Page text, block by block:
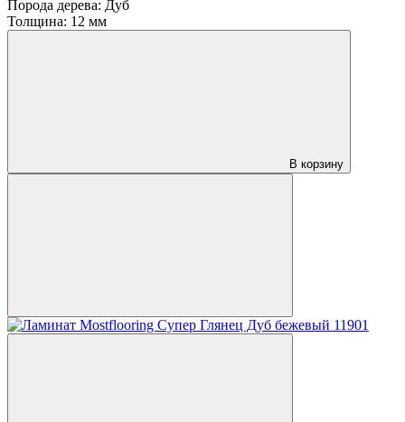
Порода дерева: Дуб
Толщина: 12 мм
В корзину